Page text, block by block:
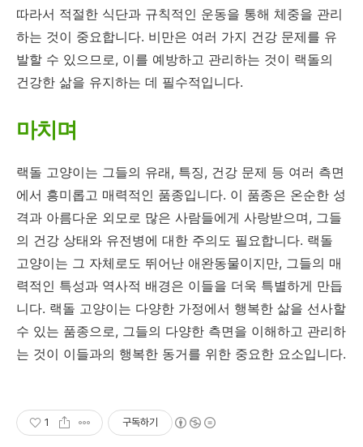
따라서 적절한 식단과 규칙적인 운동을 통해 체중을 관리
하는 것이 중요합니다. 비만은 여러 가지 건강 문제를 유
발할 수 있으므로, 이를 예방하고 관리하는 것이 랙돌의
건강한 삶을 유지하는 데 필수적입니다.
마치며
랙돌 고양이는 그들의 유래, 특징, 건강 문제 등 여러 측면
에서 흥미롭고 매력적인 품종입니다. 이 품종은 온순한 성
격과 아름다운 외모로 많은 사람들에게 사랑받으며, 그들
의 건강 상태와 유전병에 대한 주의도 필요합니다. 랙돌
고양이는 그 자체로도 뛰어난 애완동물이지만, 그들의 매
력적인 특성과 역사적 배경은 이들을 더욱 특별하게 만듭
니다. 랙돌 고양이는 다양한 가정에서 행복한 삶을 선사할
수 있는 품종으로, 그들의 다양한 측면을 이해하고 관리하
는 것이 이들과의 행복한 동거를 위한 중요한 요소입니다.
1 구독하기